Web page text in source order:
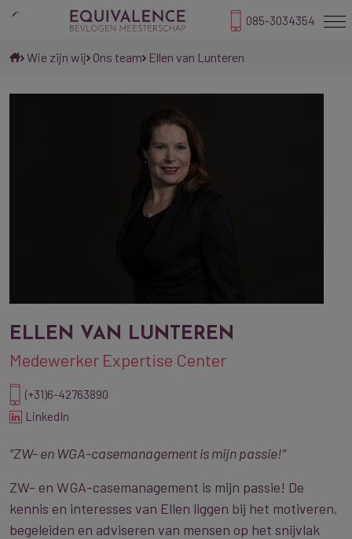
085-3034354
Wie zijn wij Ons team Ellen van Lunteren
ELLEN VAN LUNTEREN
Medewerker Expertise Center
(+31)6-42763890
LinkedIn
"ZW- en WGA-casemanagement is mijn passie!"
ZW- en WGA-casemanagement is mijn passie! De
kennis en interesses van Ellen liggen bij het motiveren,
begeleiden en adviseren van mensen op het snijvlak